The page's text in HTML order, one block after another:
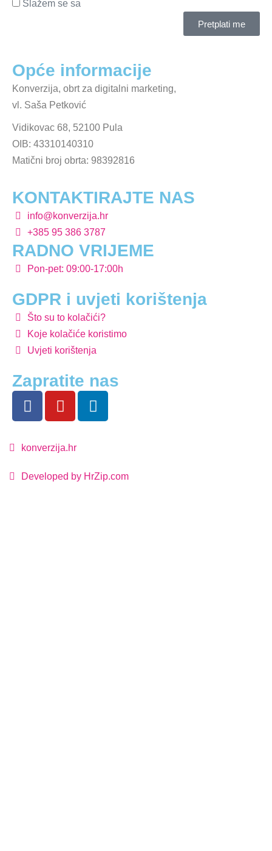
Slažem se sa
Pretplati me
Opće informacije
Konverzija, obrt za digitalni marketing,
vl. Saša Petković
Vidikovac 68, 52100 Pula
OIB: 43310140310
Matični broj obrta: 98392816
KONTAKTIRAJTE NAS
info@konverzija.hr
+385 95 386 3787
RADNO VRIJEME
Pon-pet: 09:00-17:00h
GDPR i uvjeti korištenja
Što su to kolačići?
Koje kolačiće koristimo
Uvjeti korištenja
Zapratite nas
konverzija.hr
Developed by HrZip.com